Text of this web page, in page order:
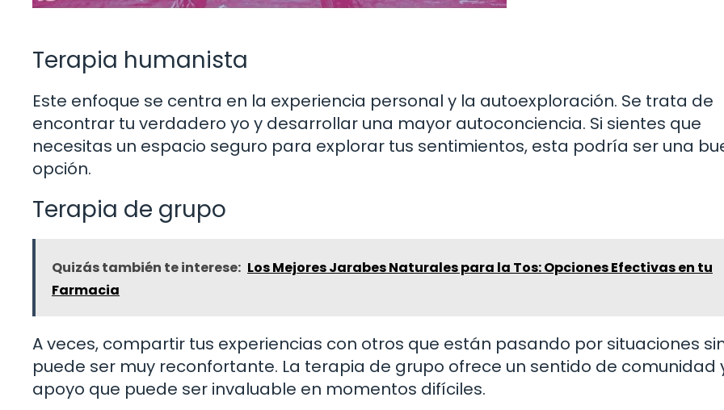
Terapia humanista
Este enfoque se centra en la experiencia personal y la autoexploración. Se trata de
encontrar tu verdadero yo y desarrollar una mayor autoconciencia. Si sientes que
necesitas un espacio seguro para explorar tus sentimientos, esta podría ser una
opción.
Terapia de grupo
Quizás también te interese: Los Mejores Jarabes Naturales para la Tos: Opciones Efectivas en tu
Farmacia
A veces, compartir tus experiencias con otros que están pasando por situaciones
puede ser muy reconfortante. La terapia de grupo ofrece un sentido de comunidad
apoyo que puede ser invaluable en momentos difíciles.